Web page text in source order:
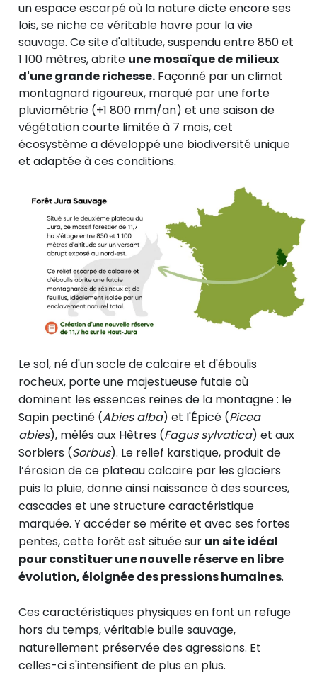
un espace escarpé où la nature dicte encore ses
lois, se niche ce véritable havre pour la vie
sauvage. Ce site d'altitude, suspendu entre 850 et
1 100 mètres, abrite une mosaïque de milieux
d'une grande richesse. Façonné par un climat
montagnard rigoureux, marqué par une forte
pluviométrie (+1 800 mm/an) et une saison de
végétation courte limitée à 7 mois, cet
écosystème a développé une biodiversité unique
et adaptée à ces conditions.
Le sol, né d'un socle de calcaire et d'éboulis
rocheux, porte une majestueuse futaie où
dominent les essences reines de la montagne : le
Sapin pectiné (Abies alba) et l'Épicé (Picea
abies), mêlés aux Hêtres (Fagus sylvatica) et aux
Sorbiers (Sorbus). Le relief karstique, produit de
l’érosion de ce plateau calcaire par les glaciers
puis la pluie, donne ainsi naissance à des sources,
cascades et une structure caractéristique
marquée. Y accéder se mérite et avec ses fortes
pentes, cette forêt est située sur un site idéal
pour constituer une nouvelle réserve en libre
évolution, éloignée des pressions humaines.
Ces caractéristiques physiques en font un refuge
hors du temps, véritable bulle sauvage,
naturellement préservée des agressions. Et
celles-ci s'intensifient de plus en plus.